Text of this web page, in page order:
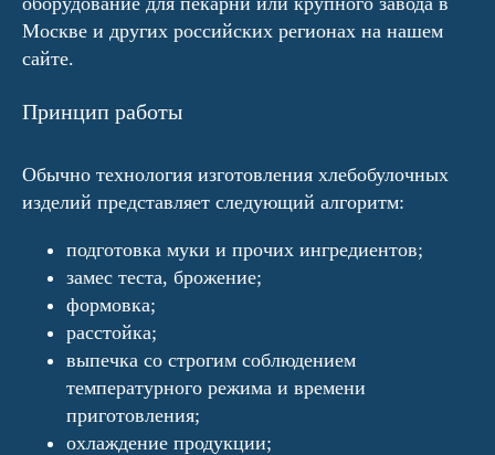
Москве и других российских регионах на нашем
сайте.
Принцип работы
Обычно технология изготовления хлебобулочных
изделий представляет следующий алгоритм:
подготовка муки и прочих ингредиентов;
замес теста, брожение;
формовка;
расстойка;
выпечка со строгим соблюдением
температурного режима и времени
приготовления;
охлаждение продукции;